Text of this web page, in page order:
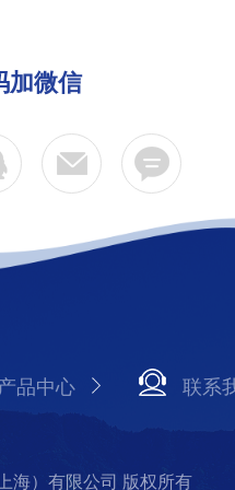
加微信
品中心 联系
海）有限公司 版权所有